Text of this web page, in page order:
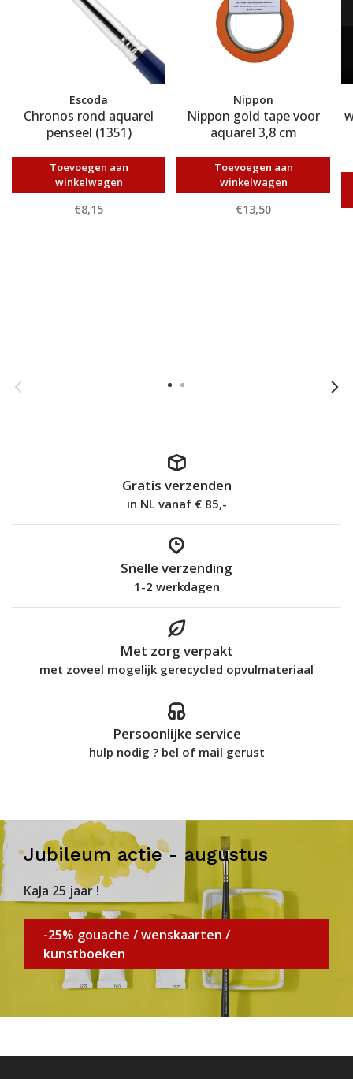
Escoda
Chronos rond aquarel
penseel (1351)
Toevoegen aan
winkelwagen
€8,15
Nippon
Nippon gold tape voor
aquarel 3,8 cm
Toevoegen aan
winkelwagen
€13,50
Gratis verzenden
in NL vanaf € 85,-
Snelle verzending
1-2 werkdagen
Met zorg verpakt
met zoveel mogelijk gerecycled opvulmateriaal
Persoonlijke service
hulp nodig ? bel of mail gerust
Jubileum actie - augustus
KaJa 25 jaar !
-25% gouache / wenskaarten /
kunstboeken